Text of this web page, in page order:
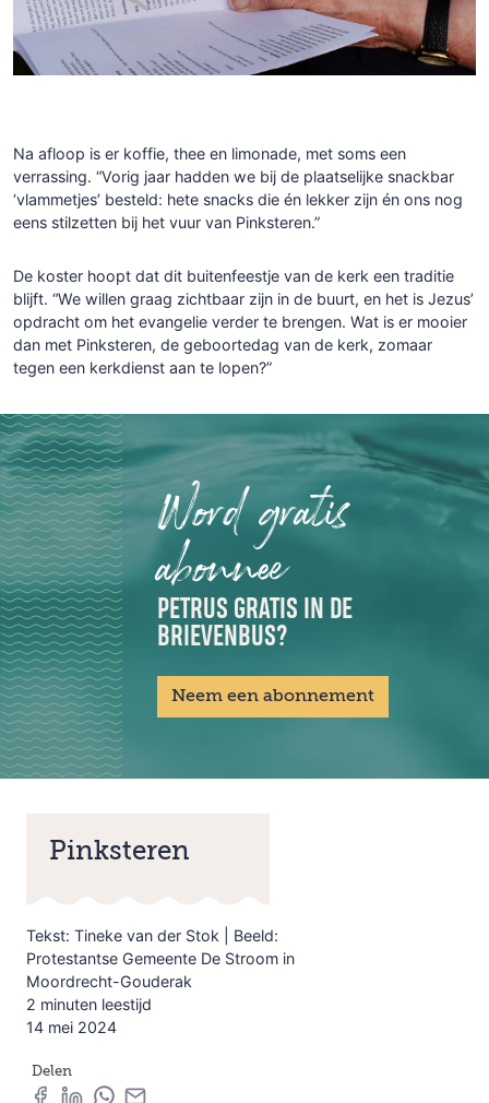
Na afloop is er koffie, thee en limonade, met soms een
verrassing. “Vorig jaar hadden we bij de plaatselijke snackbar
‘vlammetjes’ besteld: hete snacks die én lekker zijn én ons nog
eens stilzetten bij het vuur van Pinksteren.”
De koster hoopt dat dit buitenfeestje van de kerk een traditie
blijft. “We willen graag zichtbaar zijn in de buurt, en het is Jezus’
opdracht om het evangelie verder te brengen. Wat is er mooier
dan met Pinksteren, de geboortedag van de kerk, zomaar
tegen een kerkdienst aan te lopen?”
Word gratis
abonnee
PETRUS GRATIS IN DE
BRIEVENBUS?
Neem een abonnement
Pinksteren
Tekst: Tineke van der Stok | Beeld:
Protestantse Gemeente De Stroom in
Moordrecht-Gouderak
2 minuten leestijd
14 mei 2024
Delen